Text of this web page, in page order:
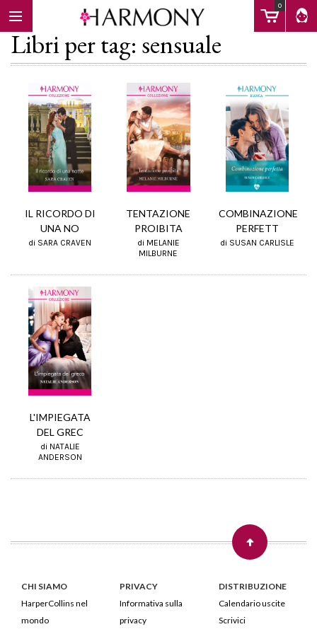
0
EBOOK
Calendario
Libri per tag: sensuale
IL RICORDO DI
UNA NO
di SARA CRAVEN
TENTAZIONE
PROIBITA
di MELANIE
MILBURNE
COMBINAZIONE
PERFETT
di SUSAN CARLISLE
L'IMPIEGATA
DEL GREC
di NATALIE
ANDERSON
CHI SIAMO
HarperCollins nel
mondo
PRIVACY
Informativa sulla
privacy
DISTRIBUZIONE
Calendario uscite
Scrivici